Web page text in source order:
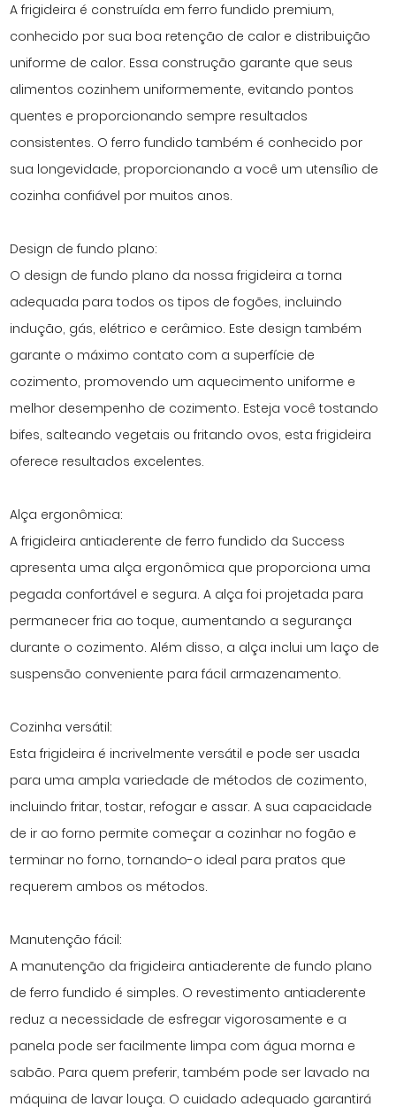
A frigideira é construída em ferro fundido premium,
conhecido por sua boa retenção de calor e distribuição
uniforme de calor. Essa construção garante que seus
alimentos cozinhem uniformemente, evitando pontos
quentes e proporcionando sempre resultados
consistentes. O ferro fundido também é conhecido por
sua longevidade, proporcionando a você um utensílio de
cozinha confiável por muitos anos.
Design de fundo plano:
O design de fundo plano da nossa frigideira a torna
adequada para todos os tipos de fogões, incluindo
indução, gás, elétrico e cerâmico. Este design também
garante o máximo contato com a superfície de
cozimento, promovendo um aquecimento uniforme e
melhor desempenho de cozimento. Esteja você tostando
bifes, salteando vegetais ou fritando ovos, esta frigideira
oferece resultados excelentes.
Alça ergonômica:
A frigideira antiaderente de ferro fundido da Success
apresenta uma alça ergonômica que proporciona uma
pegada confortável e segura. A alça foi projetada para
permanecer fria ao toque, aumentando a segurança
durante o cozimento. Além disso, a alça inclui um laço de
suspensão conveniente para fácil armazenamento.
Cozinha versátil:
Esta frigideira é incrivelmente versátil e pode ser usada
para uma ampla variedade de métodos de cozimento,
incluindo fritar, tostar, refogar e assar. A sua capacidade
de ir ao forno permite começar a cozinhar no fogão e
terminar no forno, tornando-o ideal para pratos que
requerem ambos os métodos.
Manutenção fácil:
A manutenção da frigideira antiaderente de fundo plano
de ferro fundido é simples. O revestimento antiaderente
reduz a necessidade de esfregar vigorosamente e a
panela pode ser facilmente limpa com água morna e
sabão. Para quem preferir, também pode ser lavado na
máquina de lavar louça. O cuidado adequado garantirá